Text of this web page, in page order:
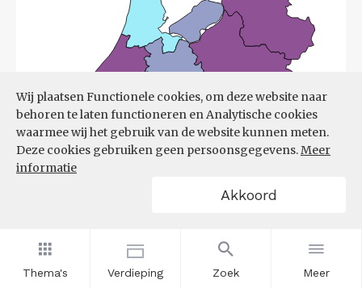
Thema's Verdieping Zoek Meer
Wij plaatsen Functionele cookies, om deze website naar
behoren te laten functioneren en Analytische cookies
waarmee wij het gebruik van de website kunnen meten.
Deze cookies gebruiken geen persoonsgegevens.Meer
informatie
Akkoord
Bron:UWV (08-06-2026)